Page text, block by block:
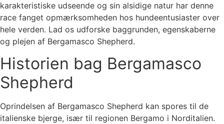
karakteristiske udseende og sin alsidige natur har denne
race fanget opmærksomheden hos hundeentusiaster over
hele verden. Lad os udforske baggrunden, egenskaberne
og plejen af Bergamasco Shepherd.
Historien bag Bergamasco
Shepherd
Oprindelsen af Bergamasco Shepherd kan spores til de
italienske bjerge, især til regionen Bergamo i Norditalien.